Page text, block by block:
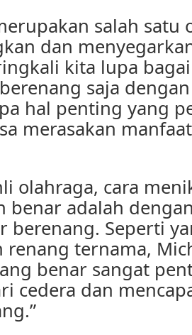
salah satu
dan
kita lupa
saja
hal penting yang
merasakan
olahraga, cara
benar adalah
berenang. Seperti
ternama,
benar sangat
cedera dan